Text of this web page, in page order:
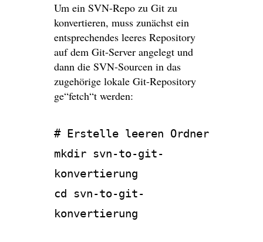
Um ein SVN-Repo zu Git zu
konvertieren, muss zunächst ein
entsprechendes leeres Repository
auf dem Git-Server angelegt und
dann die SVN-Sourcen in das
zugehörige lokale Git-Repository
ge“fetch“t werden:
# Erstelle leeren Ordner
mkdir svn-to-git-
konvertierung
cd svn-to-git-
konvertierung